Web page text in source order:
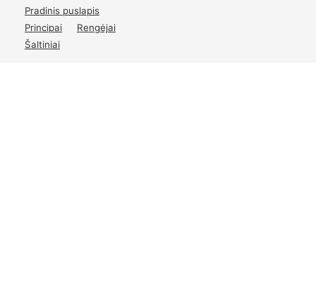
Pradinis puslapis
Principai
Rengėjai
Šaltiniai